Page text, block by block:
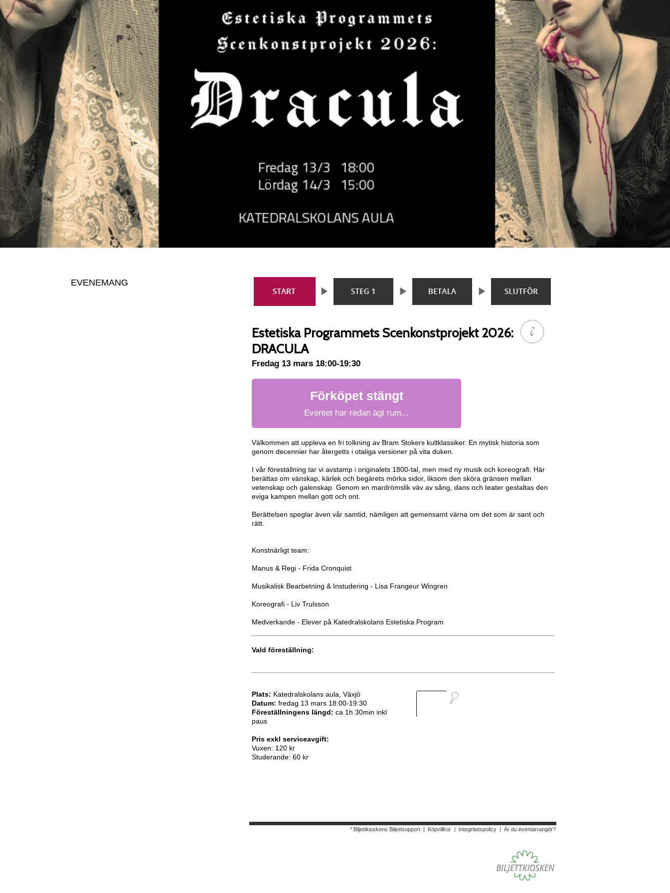
EVENEMANG
Estetiska Programmets Scenkonstprojekt 2026:
DRACULA
Fredag 13 mars 18:00-19:30
Förköpet stängt
Eventet har redan ägt rum...
Välkommen att uppleva en fri tolkning av Bram Stokers kultklassiker. En mytisk historia som
genom decennier har återgetts i otaliga versioner på vita duken.
I vår föreställning tar vi avstamp i originalets 1800-tal, men med ny musik och koreografi. Här
berättas om vänskap, kärlek och begärets mörka sidor, liksom den sköra gränsen mellan
vetenskap och galenskap. Genom en mardrömslik väv av sång, dans och teater gestaltas den
eviga kampen mellan gott och ont.
Berättelsen speglar även vår samtid, nämligen att gemensamt värna om det som är sant och
rätt.
Konstnärligt team:
Manus & Regi - Frida Cronquist
Musikalisk Bearbetning & Instudering - Lisa Frangeur Wingren
Koreografi - Liv Trulsson
Medverkande - Elever på Katedralskolans Estetiska Program
Vald föreställning:
Plats: Katedralskolans aula, Växjö
Datum: fredag 13 mars 18:00-19:30
Föreställningens längd: ca 1h 30min inkl
paus
Pris exkl serviceavgift:
Vuxen: 120 kr
Studerande: 60 kr
* Biljettkioskens Biljettsupport Köpvillkor Integritetspolicy Är du eventarrangör?